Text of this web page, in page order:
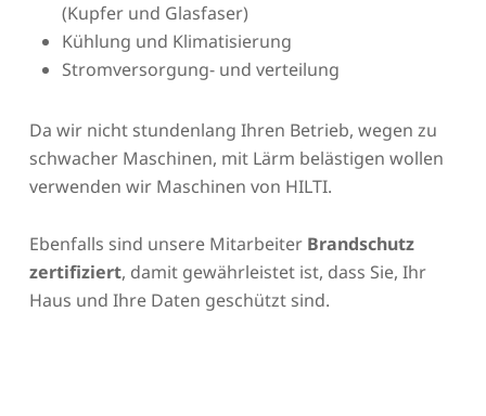
(Kupfer und Glasfaser)
Kühlung und Klimatisierung
Stromversorgung- und verteilung
Da wir nicht stundenlang Ihren Betrieb, wegen zu
schwacher Maschinen, mit Lärm belästigen wollen
verwenden wir Maschinen von HILTI.
Ebenfalls sind unsere Mitarbeiter Brandschutz
zertifiziert, damit gewährleistet ist, dass Sie, Ihr
Haus und Ihre Daten geschützt sind.